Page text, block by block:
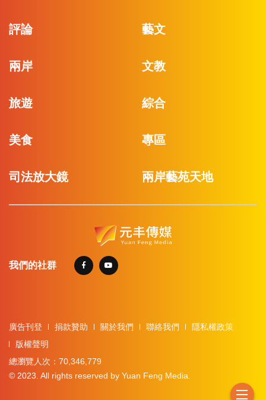
評論 藝文
兩岸 文教
旅遊 綜合
美食 專區
司法放大鏡 兩岸藝苑天地
我們的社群
廣告刊登 捐款贊助 關於我們 聯絡我們
隱私權政策
版權聲明
總瀏覽人次：70,346,779
© 2023. All rights reserved by Yuan Feng Media.